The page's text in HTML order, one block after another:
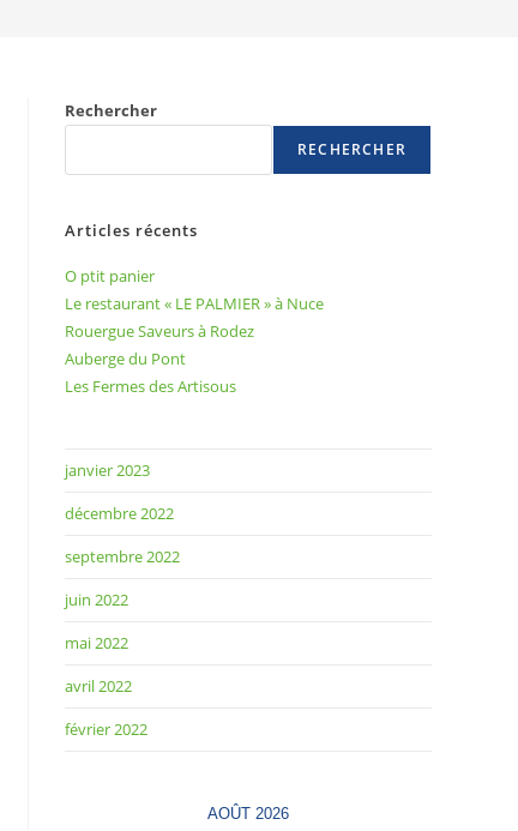
Rechercher
RECHERCHER
Articles récents
O ptit panier
Le restaurant « LE PALMIER » à Nuce
Rouergue Saveurs à Rodez
Auberge du Pont
Les Fermes des Artisous
janvier 2023
décembre 2022
septembre 2022
juin 2022
mai 2022
avril 2022
février 2022
AOÛT 2026